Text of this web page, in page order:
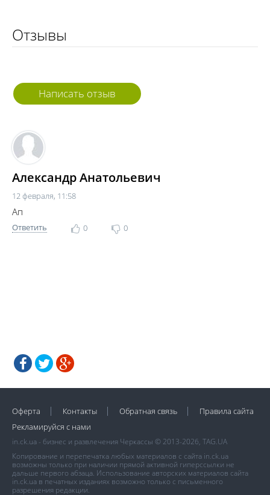
Отзывы
Написать отзыв
Александр Анатольевич
12 февраля, 11:58
Ап
Ответить 0 0
Оферта Контакты Обратная связь
Правила сайта
Рекламируйся с нами
in.ck.ua - бизнес и развлечения Черкассы © 2013-2026, TAG.UA
Копирование и перепечатка любых материалов с сайта in.ck.ua
возможны только при наличии прямой активной гиперссылки не
дальше первого абзаца. Использование авторских материалов сайта
in.ck.ua в печатных изданиях возможно только с письменного
разрешения редакции.